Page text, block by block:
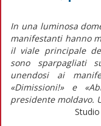
In una luminosa
manifestanti hanno
il viale principale
sono sparpagliati
unendosi ai
«Dimissioni!» e
presidente moldavo.